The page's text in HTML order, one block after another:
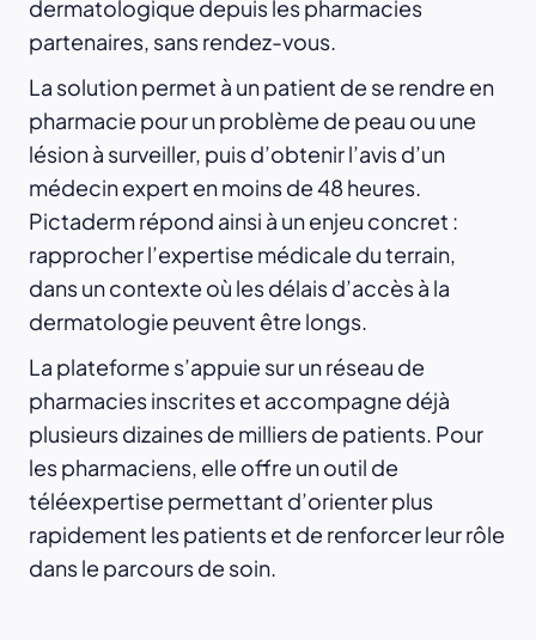
dermatologique depuis les pharmacies
partenaires, sans rendez-vous.
La solution permet à un patient de se rendre en
pharmacie pour un problème de peau ou une
lésion à surveiller, puis d’obtenir l’avis d’un
médecin expert en moins de 48 heures.
Pictaderm répond ainsi à un enjeu concret :
rapprocher l’expertise médicale du terrain,
dans un contexte où les délais d’accès à la
dermatologie peuvent être longs.
La plateforme s’appuie sur un réseau de
pharmacies inscrites et accompagne déjà
plusieurs dizaines de milliers de patients. Pour
les pharmaciens, elle offre un outil de
téléexpertise permettant d’orienter plus
rapidement les patients et de renforcer leur rôle
dans le parcours de soin.